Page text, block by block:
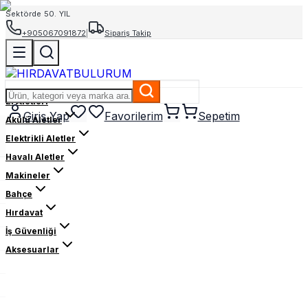
Sektörde 50. YIL
+905067091872
Sipariş Takip
Giriş Yap Favorilerim Sepetim
El Aletleri
Akülü Aletler
Elektrikli Aletler
Havalı Aletler
Makineler
Bahçe
Hırdavat
İş Güvenliği
Aksesuarlar